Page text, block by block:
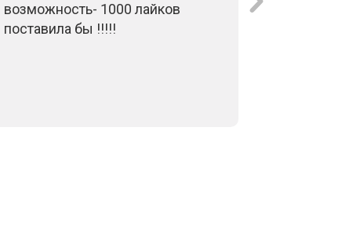
возможность- 1000 лайков
поставила бы !!!!!